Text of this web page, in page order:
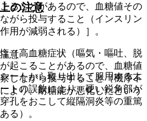
の注意
意
ートから取り出して服用するよ
トの誤飲により、硬い鋭角部が
孔をおこして縦隔洞炎等の重篤
る）。
ることがあるので、血糖値その
がら投与すること（インスリン
用が減弱される）］。
［高血糖症状（嘔気・嘔吐、脱
起こることがあるので、血糖値
しながら投与すること（機序不
より、耐糖能が悪化したという